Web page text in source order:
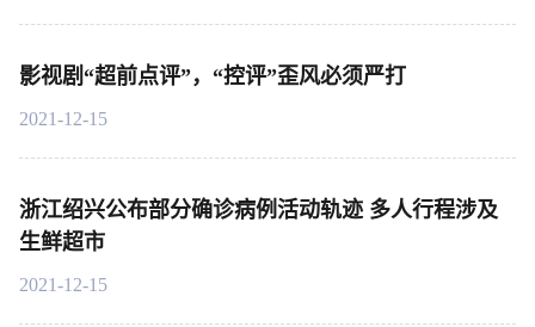
影视剧“超前点评”，“控评”歪风必须严打
2021-12-15
浙江绍兴公布部分确诊病例活动轨迹 多人行程涉及
生鲜超市
2021-12-15